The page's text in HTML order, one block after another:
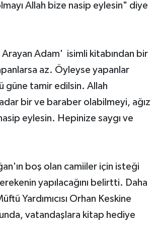
Allah bize nasip eylesin" diye
Adam' isimli kitabından bir
az. Öyleyse yapanlar
güne tamir edilsin. Allah
bir ve baraber olabilmeyi, ağız
eylesin. Hepinize saygı ve
boş olan camiiler için isteği
yapılacağını belirtti. Daha
Yardımıcısı Orhan Keskine
vatandaşlara kitap hediye